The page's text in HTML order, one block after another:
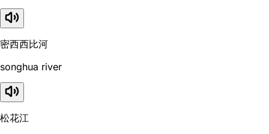
密西西比河
songhua river
松花江